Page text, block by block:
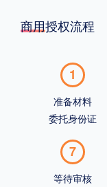
商用授权流程
1
准备材料
委托身份证
7
等待审核